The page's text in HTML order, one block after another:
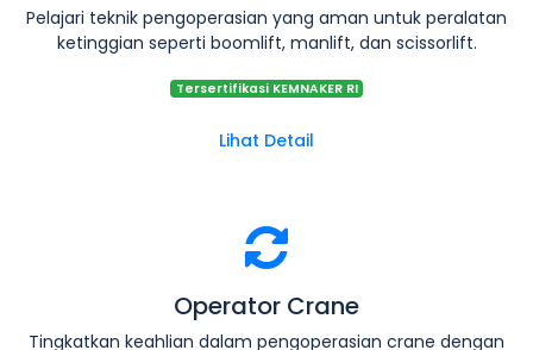
Pelajari teknik pengoperasian yang aman untuk peralatan
ketinggian seperti boomlift, manlift, dan scissorlift.
Tersertifikasi KEMNAKER RI
Lihat Detail
Operator Crane
Tingkatkan keahlian dalam pengoperasian crane dengan